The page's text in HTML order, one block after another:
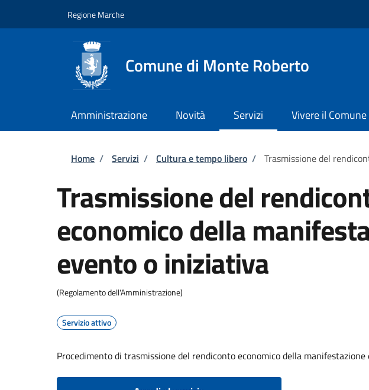
Regione Marche
Comune di Monte Roberto
Amministrazione Novità Servizi Vivere il Comune
Briciole di pane
Home / Servizi / Cultura e tempo libero / Trasmissione del
Trasmissione del
economico della
evento o iniziativa
(Regolamento dell'Amministrazione)
Servizio attivo
Procedimento di trasmissione del rendiconto economico della